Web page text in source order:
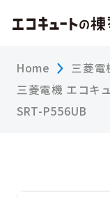
Home
三菱電
三菱電機 エコキ
SRT-P556UB